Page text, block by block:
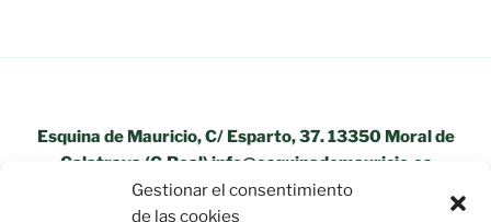
Gestionar el consentimiento
de las cookies
Esquina de Mauricio, C/ Esparto, 37. 13350 Moral de
Calatrava (C.Real) info@esquinademauricio.es
«Aviso Legal»